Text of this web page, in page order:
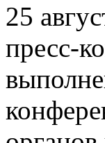
25
пресс-